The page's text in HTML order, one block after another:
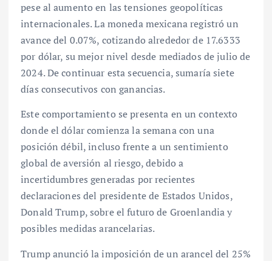
pese al aumento en las tensiones geopolíticas
internacionales. La moneda mexicana registró un
avance del 0.07%, cotizando alrededor de 17.6333
por dólar, su mejor nivel desde mediados de julio de
2024. De continuar esta secuencia, sumaría siete
días consecutivos con ganancias.
Este comportamiento se presenta en un contexto
donde el dólar comienza la semana con una
posición débil, incluso frente a un sentimiento
global de aversión al riesgo, debido a
incertidumbres generadas por recientes
declaraciones del presidente de Estados Unidos,
Donald Trump, sobre el futuro de Groenlandia y
posibles medidas arancelarias.
Trump anunció la imposición de un arancel del 25%